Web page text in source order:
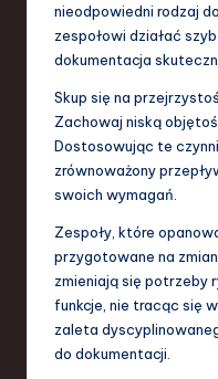
nieodpowiedni rodzaj
zespołowi działać
dokumentacja
Skup się na
Zachowaj niską
Dostosowując te
zrównoważony
swoich wymagań.
Zespoły, które
przygotowane na
zmieniają się potrzeby
funkcje, nie tracąc się
zaleta
do dokumentacji.